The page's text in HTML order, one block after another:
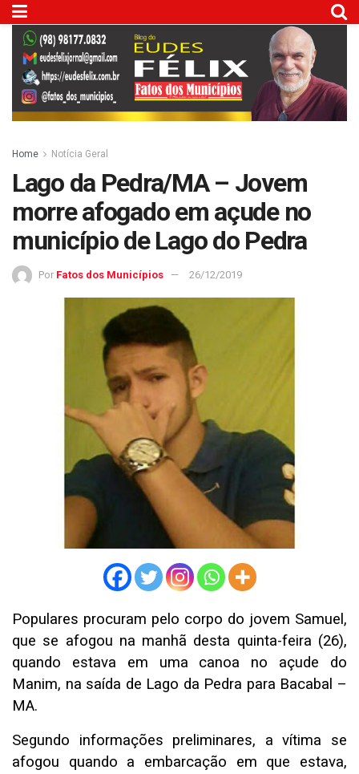
Home Notícia Geral
Lago da Pedra/MA – Jovem
morre afogado em açude no
município de Lago do Pedra
Por Fatos dos Municípios 26/12/2019
Populares procuram pelo corpo do jovem Samuel,
que se afogou na manhã desta quinta-feira (26),
quando estava em uma canoa no açude do
Manim, na saída de Lago da Pedra para Bacabal –
MA.
Segundo informações preliminares, a vítima se
afogou quando a embarcação em que estava,